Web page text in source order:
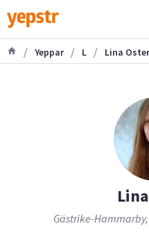
/ Yeppar / L / Lina Oster
Gästrike-